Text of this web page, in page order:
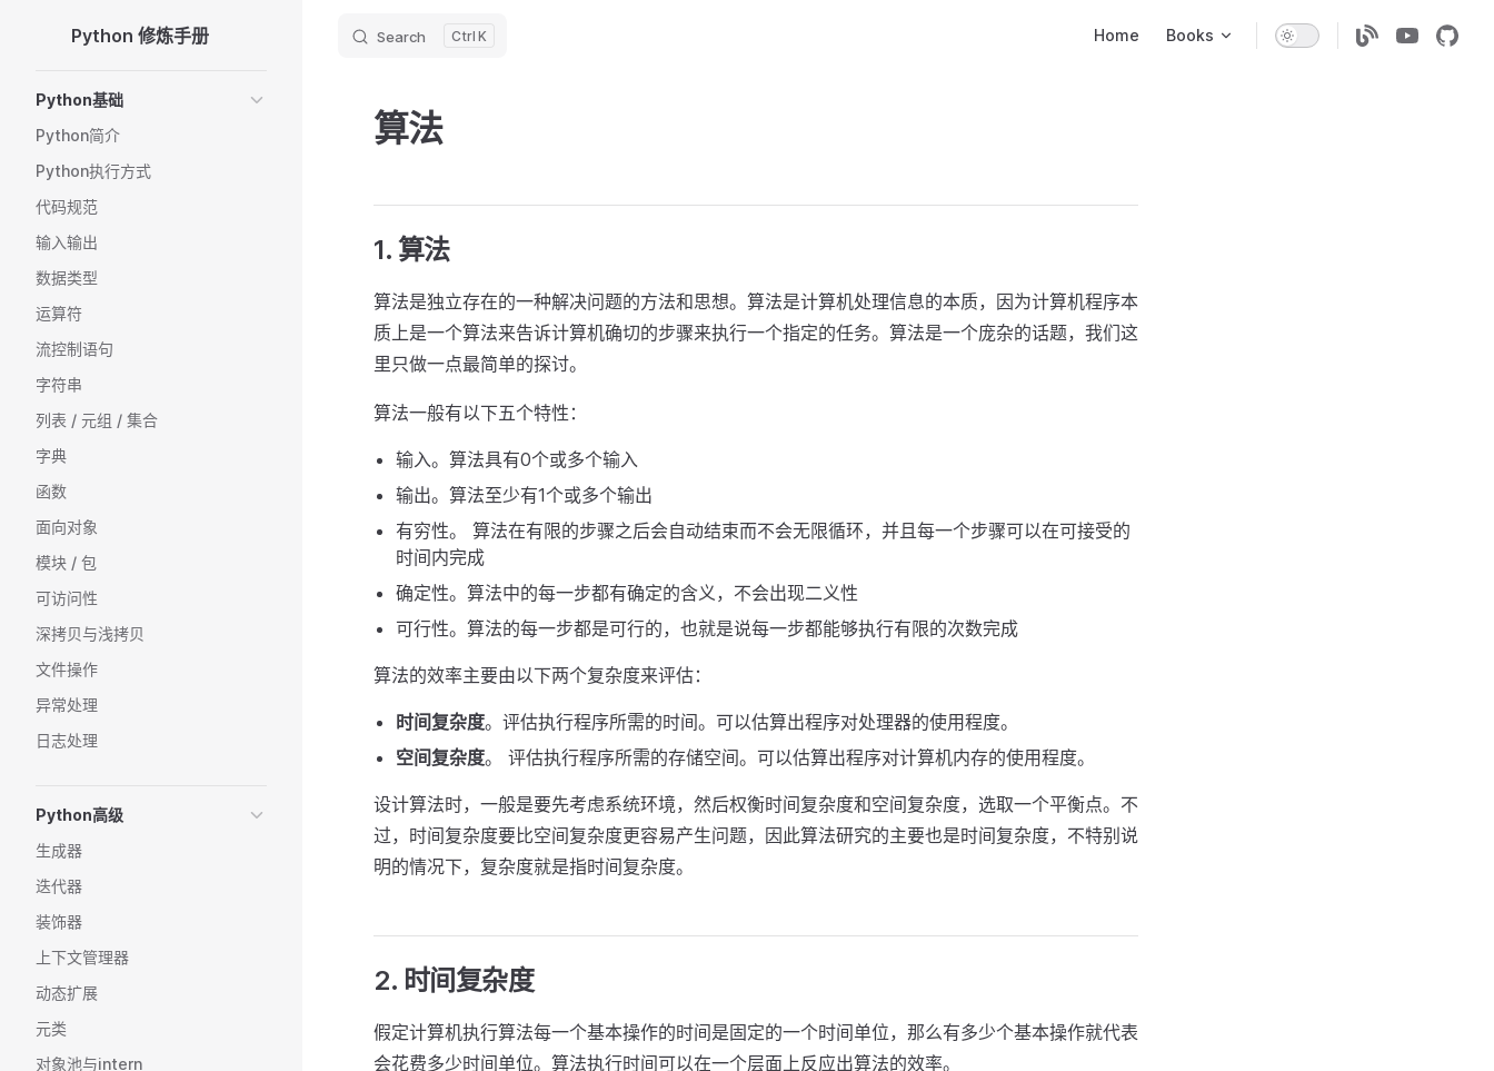
Skip to content
Python 修炼手册 Search K Home Books
Python基础
Python简介
Python执行方式
代码规范
输入输出
数据类型
运算符
流控制语句
字符串
列表 / 元组 / 集合
字典
函数
面向对象
模块 / 包
可访问性
深拷贝与浅拷贝
文件操作
异常处理
日志处理
Python高级
生成器
迭代器
装饰器
上下文管理器
动态扩展
元类
对象池与intern
算法
1. 算法
算法是独立存在的一种解决问题的方法和思想。算法是计算机处理信息的本质，因为计算机程序本
质上是一个算法来告诉计算机确切的步骤来执行一个指定的任务。算法是一个庞杂的话题，我们这
里只做一点最简单的探讨。
算法一般有以下五个特性：
输入。算法具有0个或多个输入
输出。算法至少有1个或多个输出
有穷性。 算法在有限的步骤之后会自动结束而不会无限循环，并且每一个步骤可以在可接受的
时间内完成
确定性。算法中的每一步都有确定的含义，不会出现二义性
可行性。算法的每一步都是可行的，也就是说每一步都能够执行有限的次数完成
算法的效率主要由以下两个复杂度来评估：
时间复杂度。评估执行程序所需的时间。可以估算出程序对处理器的使用程度。
空间复杂度。 评估执行程序所需的存储空间。可以估算出程序对计算机内存的使用程度。
设计算法时，一般是要先考虑系统环境，然后权衡时间复杂度和空间复杂度，选取一个平衡点。不
过，时间复杂度要比空间复杂度更容易产生问题，因此算法研究的主要也是时间复杂度，不特别说
明的情况下，复杂度就是指时间复杂度。
2. 时间复杂度
假定计算机执行算法每一个基本操作的时间是固定的一个时间单位，那么有多少个基本操作就代表
会花费多少时间单位。算法执行时间可以在一个层面上反应出算法的效率。